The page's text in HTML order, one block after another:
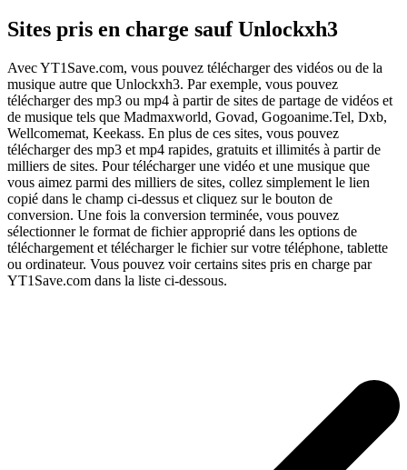
Sites pris en charge sauf Unlockxh3
Avec YT1Save.com, vous pouvez télécharger des vidéos ou de la
musique autre que Unlockxh3. Par exemple, vous pouvez
télécharger des mp3 ou mp4 à partir de sites de partage de vidéos et
de musique tels que Madmaxworld, Govad, Gogoanime.Tel, Dxb,
Wellcomemat, Keekass. En plus de ces sites, vous pouvez
télécharger des mp3 et mp4 rapides, gratuits et illimités à partir de
milliers de sites. Pour télécharger une vidéo et une musique que
vous aimez parmi des milliers de sites, collez simplement le lien
copié dans le champ ci-dessus et cliquez sur le bouton de
conversion. Une fois la conversion terminée, vous pouvez
sélectionner le format de fichier approprié dans les options de
téléchargement et télécharger le fichier sur votre téléphone, tablette
ou ordinateur. Vous pouvez voir certains sites pris en charge par
YT1Save.com dans la liste ci-dessous.